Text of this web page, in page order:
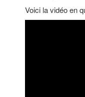
Voici la vidéo en